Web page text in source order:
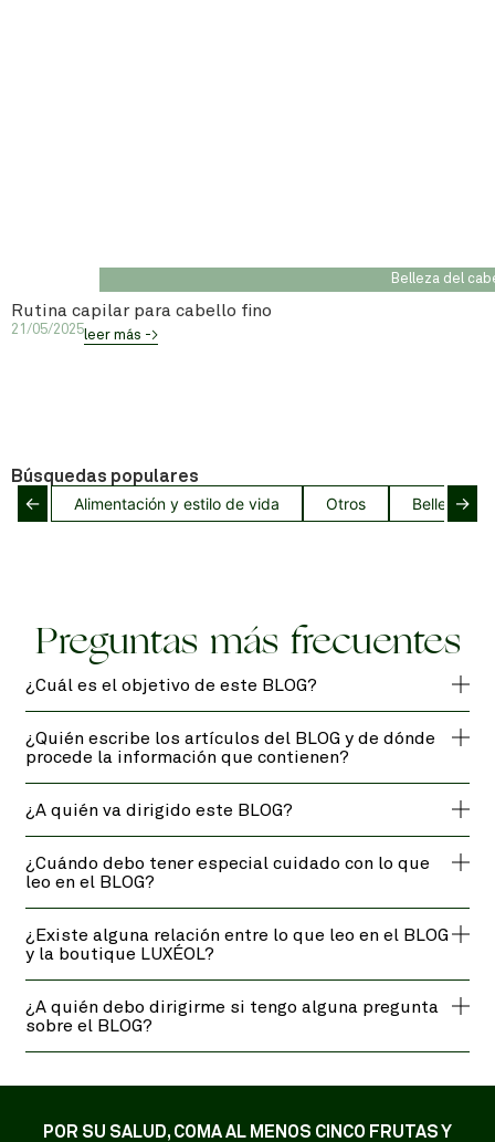
Belleza del
Rutina capilar para cabello fino
21/05/2025leer más ->
Búsquedas populares
← Alimentación y estilo de vida Otros Belleza
→
Preguntas más frecuentes
¿Cuál es el objetivo de este BLOG?
¿Quién escribe los artículos del BLOG y de dónde
procede la información que contienen?
¿A quién va dirigido este BLOG?
¿Cuándo debo tener especial cuidado con lo que
leo en el BLOG?
¿Existe alguna relación entre lo que leo en el BLOG
y la boutique LUXÉOL?
¿A quién debo dirigirme si tengo alguna pregunta
sobre el BLOG?
POR SU SALUD, COMA AL MENOS CINCO FRUTAS Y